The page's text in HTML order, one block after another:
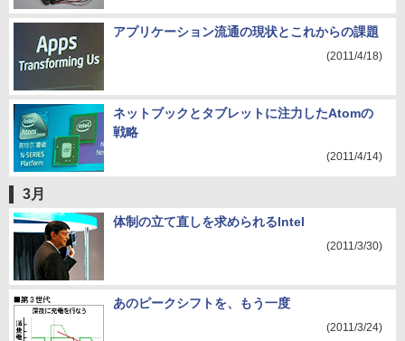
アプリケーション流通の現状とこれからの課題
(2011/4/18)
ネットブックとタブレットに注力したAtomの
戦略
(2011/4/14)
3月
体制の立て直しを求められるIntel
(2011/3/30)
あのピークシフトを、もう一度
(2011/3/24)